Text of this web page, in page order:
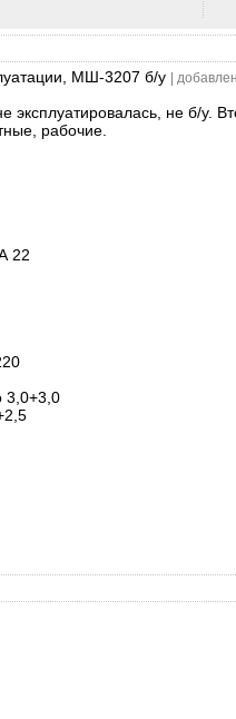
МШ-3207 б/у |
не б/у.
рабочие.
22
3,0+3,0